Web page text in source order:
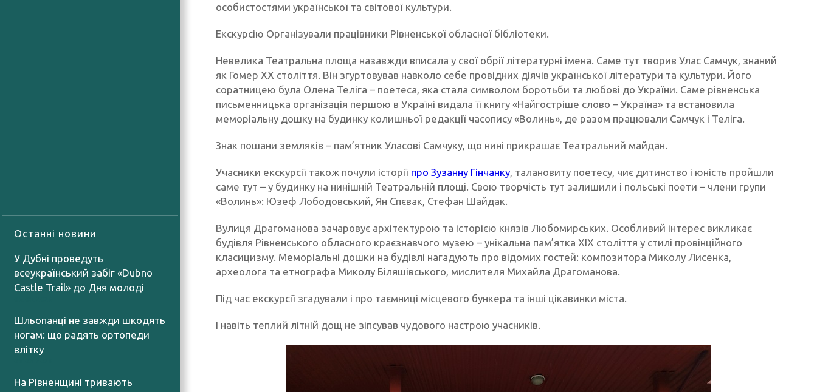
Останні новини
У Дубні проведуть
всеукраїнський забіг «Dubno
Castle Trail» до Дня молоді
Шльопанці не завжди шкодять
ногам: що радять ортопеди
влітку
На Рівненщині тривають
особистостями української та світової культури.
Екскурсію Організували працівники Рівненської обласної бібліотеки.
Невелика Театральна площа назавжди вписала у свої обрії літературні імена. Саме тут творив Улас Самчук, знаний
як Гомер ХХ століття. Він згуртовував навколо себе провідних діячів української літератури та культури. Його
соратницею була Олена Теліга – поетеса, яка стала символом боротьби та любові до України. Саме рівненська
письменницька організація першою в Україні видала її книгу «Найгостріше слово – Україна» та встановила
меморіальну дошку на будинку колишньої редакції часопису «Волинь», де разом працювали Самчук і Теліга.
Знак пошани земляків – пам’ятник Уласові Самчуку, що нині прикрашає Театральний майдан.
Учасники екскурсії також почули історії про Зузанну Гінчанку, талановиту поетесу, чиє дитинство і юність пройшли
саме тут – у будинку на нинішній Театральній площі. Свою творчість тут залишили і польські поети – члени групи
«Волинь»: Юзеф Лободовський, Ян Спєвак, Стефан Шайдак.
Вулиця Драгоманова зачаровує архітектурою та історією князів Любомирських. Особливий інтерес викликає
будівля Рівненського обласного краєзнавчого музею – унікальна пам’ятка ХІХ століття у стилі провінційного
класицизму. Меморіальні дошки на будівлі нагадують про відомих гостей: композитора Миколу Лисенка,
археолога та етнографа Миколу Біляшівського, мислителя Михайла Драгоманова.
Під час екскурсії згадували і про таємниці місцевого бункера та інші цікавинки міста.
І навіть теплий літній дощ не зіпсував чудового настрою учасників.